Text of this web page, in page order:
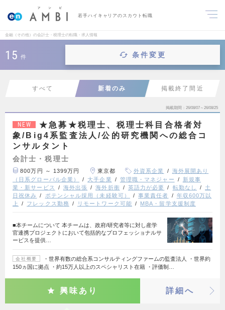
若手ハイキャリアのスカウト転職
金融（その他）の会計士・税理士の転職・求人情報
15 件 条件変更
すべて 新着のみ 掲載終了間近
掲載期間 26/08/07～26/08/25
NEW
★急募★税理士、税理士科目合格者対
象/Big4系監査法人/公的研究機関への総合コ
ンサルタント
会計士・税理士
800万円 ～ 1399万円 東京都 外資系企業
海外展開あり
（日系グローバル企業）
大手企業 管理職・マネジャー
新規事
業・新サービス
海外出張 海外折衝 英語力が必要 転勤なし
土
日祝休み
ポテンシャル採用（未経験可） 事業責任者
年収600万以
上
フレックス勤務 リモートワーク可能 MBA・留学支援制度
■本チームについて 本チームは、政府/研究者等に対し産学
官連携プロジェクトにおいて包括的なプロフェッショナルサ
ービスを提供…
会社概要
・世界有数の総合系コンサルティングファームの監査法人 ・世界約
150ヵ国に拠点 ・約15万人以上のスペシャリスト在籍 ・評価制…
興味あり 詳細へ